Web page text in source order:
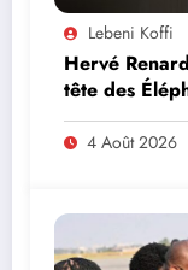
Lebeni Koffi
Hervé
tête des
4 Août 2026